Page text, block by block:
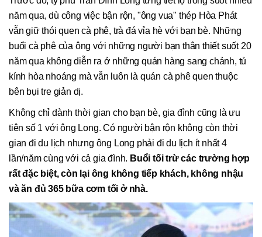
năm qua, dù công việc bận rộn, "ông vua" thép Hòa Phát
vẫn giữ thói quen cà phê, trà đá vỉa hè với bạn bè. Những
buổi cà phê của ông với những người bạn thân thiết suốt 20
năm qua không diễn ra ở những quán hàng sang chảnh, tủ
kính hòa nhoáng mà vẫn luôn là quán cà phê quen thuộc
bên bụi tre giản dị.
Không chỉ dành thời gian cho bạn bè, gia đình cũng là ưu
tiên số 1 với ông Long. Có người bận rộn không còn thời
gian đi du lịch nhưng ông Long phải đi du lịch ít nhất 4
lần/năm cùng với cả gia đình. Buổi tối trừ các trường hợp
rất đặc biệt, còn lại ông không tiếp khách, không nhậu
và ăn đủ 365 bữa cơm tối ở nhà.